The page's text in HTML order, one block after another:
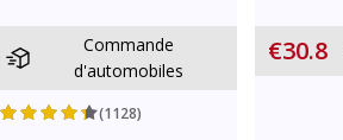
Commande
d'automobiles
(1128)
€30.8